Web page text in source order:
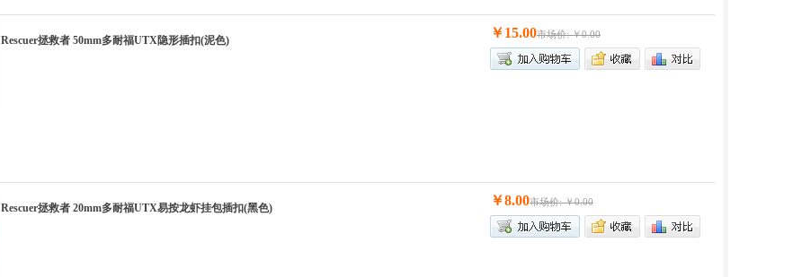
Rescuer拯救者 50mm多耐福UTX隐形插扣(泥色) ￥15.00市场价: ￥0.00
Rescuer拯救者 20mm多耐福UTX易按龙虾挂包插扣(黑色) ￥8.00市场价: ￥0.00